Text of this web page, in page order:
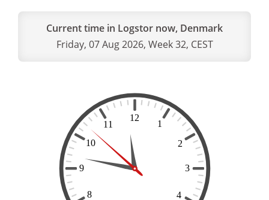
Current time in Logstor now, Denmark
Friday, 07 Aug 2026, Week 32, CEST